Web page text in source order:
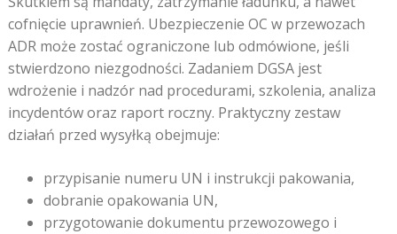
cofnięcie uprawnień. Ubezpieczenie OC w przewozach
ADR może zostać ograniczone lub odmówione, jeśli
stwierdzono niezgodności. Zadaniem DGSA jest
wdrożenie i nadzór nad procedurami, szkolenia, analiza
incydentów oraz raport roczny. Praktyczny zestaw
działań przed wysyłką obejmuje:
przypisanie numeru UN i instrukcji pakowania,
dobranie opakowania UN,
przygotowanie dokumentu przewozowego i